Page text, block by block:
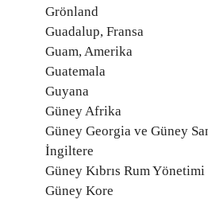
Grönland
Guadalup, Fransa
Guam, Amerika
Guatemala
Guyana
Güney Afrika
Güney Georgia ve Güney
İngiltere
Güney Kıbrıs Rum Yönetimi
Güney Kore